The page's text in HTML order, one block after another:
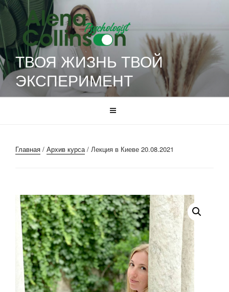
Перейти
к
содержимому
ТВОЯ ЖИЗНЬ ТВОЙ
ЭКСПЕРИМЕНТ
Главная / Архив курса/ Лекция в Киеве 20.08.2021